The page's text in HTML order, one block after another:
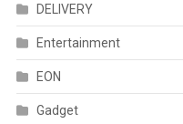
DELIVERY
Entertainment
EON
Gadget